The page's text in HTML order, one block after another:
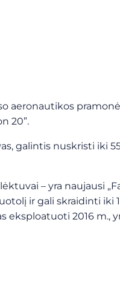
aeronautikos
20”.
galintis nuskristi iki
– yra naujausi
ir gali skraidinti iki
eksploatuoti 2016 m.,